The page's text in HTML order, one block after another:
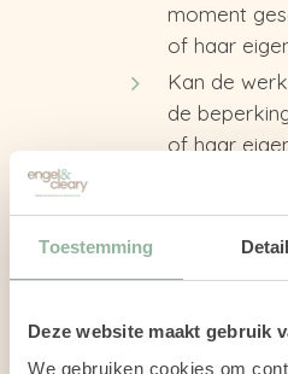
Toestemming
Deze website maakt gebruik
We gebruiken cookies om
moment
of haar
Kan de
de
of haar
Kan het
worden
Is er ander
Moet er